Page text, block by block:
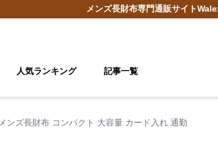
メンズ長財布専門通販サイト
人気ランキング 記事一覧
メンズ長財布 コンパクト 大容量 カード入れ 通勤